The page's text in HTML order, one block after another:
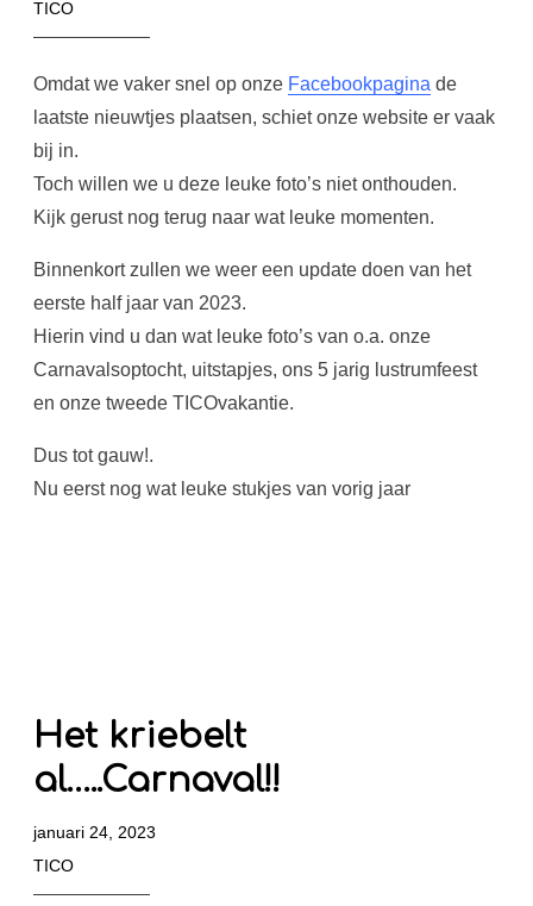
TICO
Omdat we vaker snel op onze Facebookpagina de
laatste nieuwtjes plaatsen, schiet onze website er vaak
bij in.
Toch willen we u deze leuke foto’s niet onthouden.
Kijk gerust nog terug naar wat leuke momenten.
Binnenkort zullen we weer een update doen van het
eerste half jaar van 2023.
Hierin vind u dan wat leuke foto’s van o.a. onze
Carnavalsoptocht, uitstapjes, ons 5 jarig lustrumfeest
en onze tweede TICOvakantie.
Dus tot gauw!.
Nu eerst nog wat leuke stukjes van vorig jaar
Het kriebelt
al…..Carnaval!!
januari 24, 2023
TICO